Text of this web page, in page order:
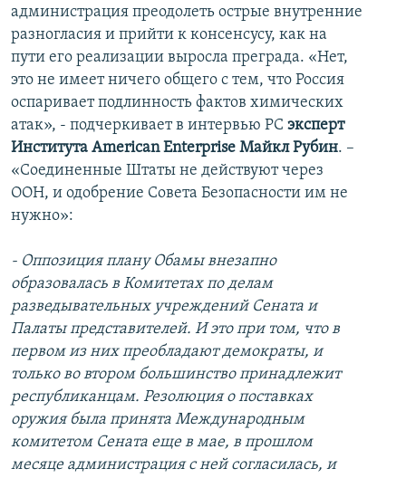
администрация преодолеть острые внутренние
разногласия и прийти к консенсусу, как на
пути его реализации выросла преграда. «Нет,
это не имеет ничего общего с тем, что Россия
оспаривает подлинность фактов химических
атак», - подчеркивает в интервью РС эксперт
Института American Enterprise Майкл Рубин. –
«Соединенные Штаты не действуют через
ООН, и одобрение Совета Безопасности им не
нужно»:
- Оппозиция плану Обамы внезапно
образовалась в Комитетах по делам
разведывательных учреждений Сената и
Палаты представителей. И это при том, что в
первом из них преобладают демократы, и
только во втором большинство принадлежит
республиканцам. Резолюция о поставках
оружия была принята Международным
комитетом Сената еще в мае, в прошлом
месяце администрация с ней согласилась, и